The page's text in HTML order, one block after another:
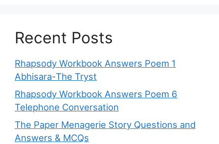
Recent Posts
Rhapsody Workbook Answers Poem 1
Abhisara-The Tryst
Rhapsody Workbook Answers Poem 6
Telephone Conversation
The Paper Menagerie Story Questions and
Answers & MCQs